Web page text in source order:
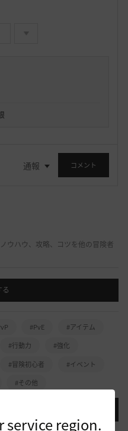
service region.
通報 コメント
ウハウ、攻略、コツを他の冒険者
#PvE
#アイテム
#行動力
#強化
#冒険初心者
#イベント
#その他